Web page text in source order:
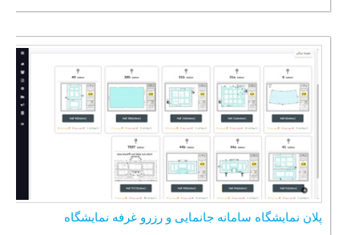
پلان نمایشگاه سامانه جانمایی و رزرو غرفه نمایشگاه